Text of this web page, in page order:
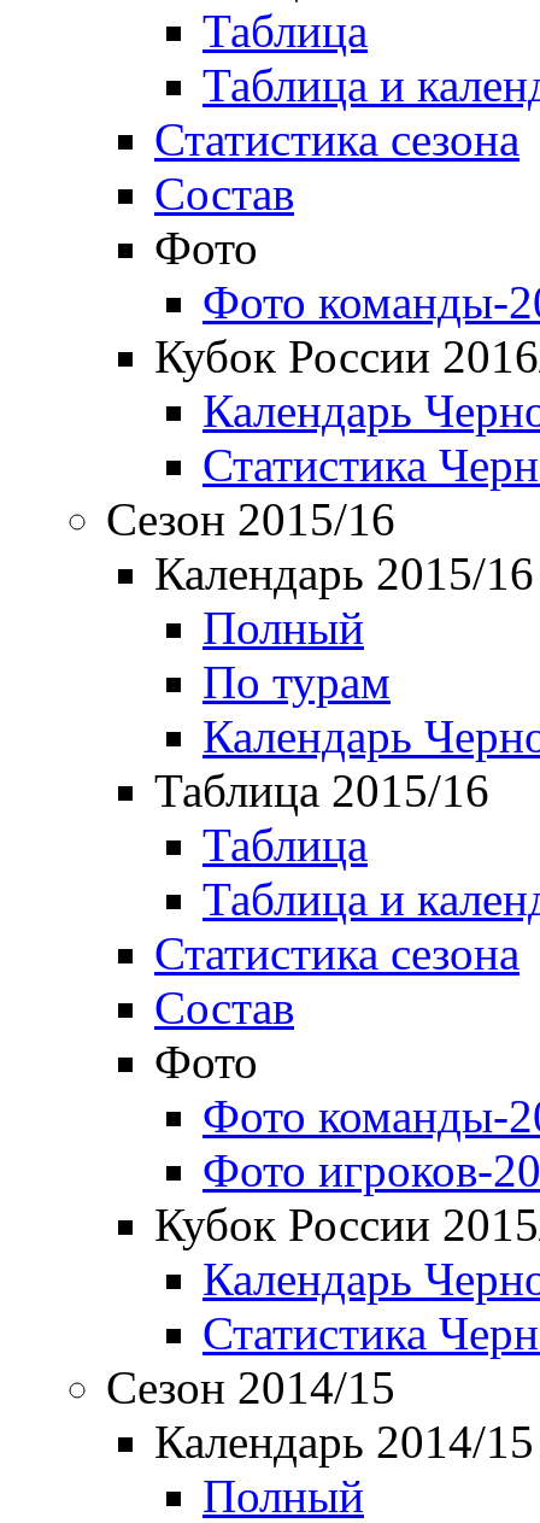
Таблица
Таблица и
Статистика сезона
Состав
Фото
Фото команды-
Кубок России
Календарь
Статистика
Сезон 2015/16
Календарь 2015/16
Полный
По турам
Календарь
Таблица 2015/16
Таблица
Таблица и
Статистика сезона
Состав
Фото
Фото команды-
Фото игроков-
Кубок России
Календарь
Статистика
Сезон 2014/15
Календарь 2014/15
Полный